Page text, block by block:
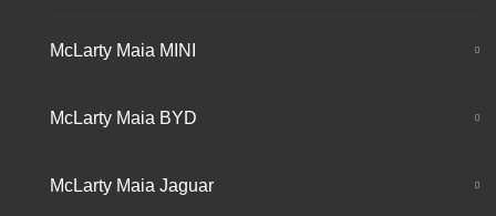
McLarty Maia MINI
McLarty Maia BYD
McLarty Maia Jaguar